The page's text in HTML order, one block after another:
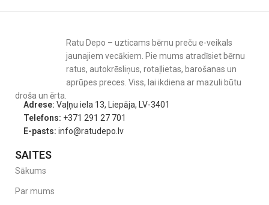
Ratu Depo – uzticams bērnu preču e-veikals
jaunajiem vecākiem. Pie mums atradīsiet bērnu
ratus, autokrēsliņus, rotaļlietas, barošanas un
aprūpes preces. Viss, lai ikdiena ar mazuli būtu
droša un ērta.
Adrese: Vaļņu iela 13, Liepāja, LV-3401
Telefons: +371 291 27 701
E-pasts: info@ratudepo.lv
SAITES
Sākums
Par mums